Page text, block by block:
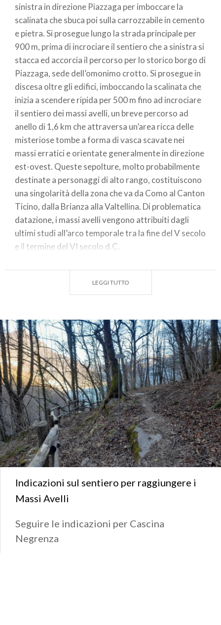
sinistra in direzione Piazzaga per imboccare la
scalinata che sbuca poi sulla carrozzabile in cemento
e pietra. Si prosegue lungo la strada principale per
900 m, prima di incrociare il sentiero che a sinistra si
stacca ed accorcia il percorso per lo storico borgo di
Piazzaga, sede dell’omonimo crotto. Si prosegue in
discesa oltre gli edifici, imboccando la scalinata che
inizia a scendere ripida per 500 m fino ad incrociare
il sentiero dei massi avelli, un breve percorso ad
anello di 1,6 km che attraversa un’area ricca delle
misteriose tombe a forma di vasca scavate nei
massi erratici e orientate generalmente in direzione
est-ovest. Queste sepolture, molto probabilmente
destinate a personaggi di alto rango, costituiscono
una singolarità della zona che va da Como al Canton
Ticino, dalla Brianza alla Valtellina. Di problematica
datazione, i massi avelli vengono attribuiti dagli
ultimi studi all’arco temporale tra la fine del V secolo
e il termine del VI secolo d.C.
LEGGI TUTTO
Indicazioni sul sentiero per raggiungere i
Massi Avelli
Seguire le indicazioni per Cascina
Negrenza